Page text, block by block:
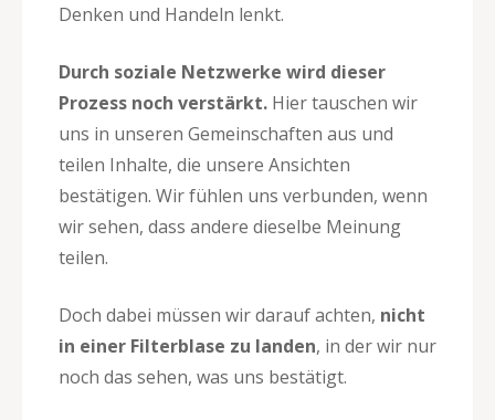
Denken und Handeln lenkt.
Durch soziale Netzwerke wird dieser
Prozess noch verstärkt. Hier tauschen wir
uns in unseren Gemeinschaften aus und
teilen Inhalte, die unsere Ansichten
bestätigen. Wir fühlen uns verbunden, wenn
wir sehen, dass andere dieselbe Meinung
teilen.
Doch dabei müssen wir darauf achten, nicht
in einer Filterblase zu landen, in der wir nur
noch das sehen, was uns bestätigt.